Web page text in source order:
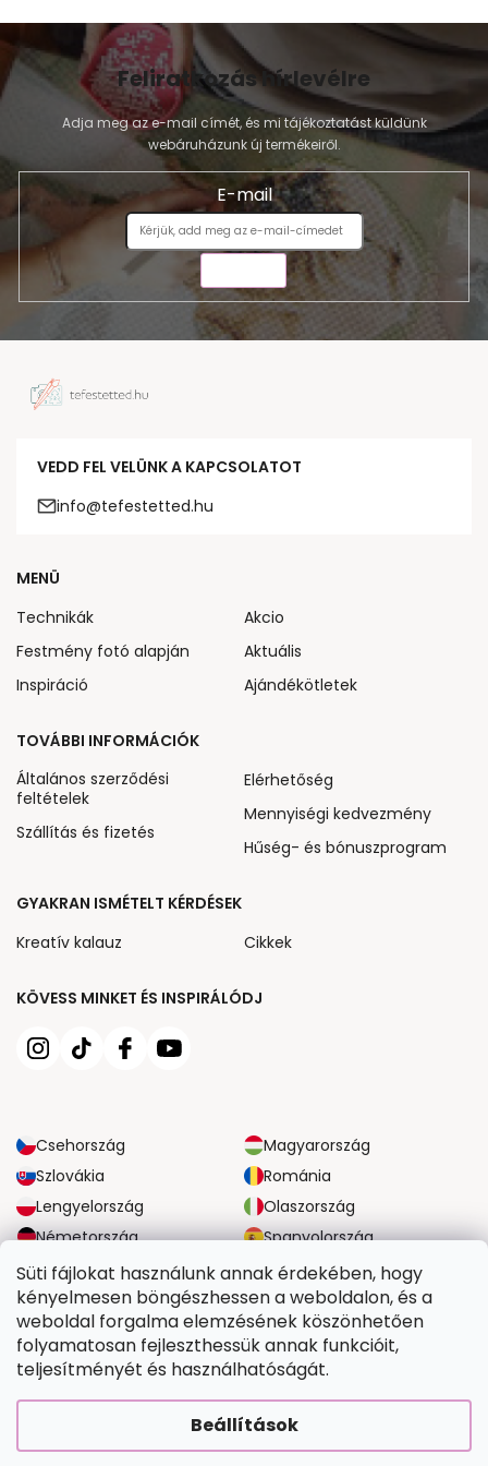
Süti fájlokat használunk annak érdekében, hogy
kényelmesen böngészhessen a weboldalon, és a
weboldal forgalma elemzésének köszönhetően
folyamatosan fejleszthessük annak funkcióit,
teljesítményét és használhatóságát.
Beállítások
Feliratkozás hírlevélre
Adja meg az e-mail címét, és mi tájékoztatást küldünk
webáruházunk új termékeiről.
E-mail
VEDD FEL VELÜNK A KAPCSOLATOT
info@tefestetted.hu
KÖVESS MINKET ÉS INSPIRÁLÓDJ
Csehország
Magyarország
Szlovákia
Románia
Lengyelország
Olaszország
Németország
Spanyolország
Nagy-Britannia
Ausztria
MENÜ
Technikák
Festmény fotó alapján
Inspiráció
Akcio
Aktuális
Ajándékötletek
TOVÁBBI INFORMÁCIÓK
Általános szerződési
feltételek
Szállítás és fizetés
Elérhetőség
Mennyiségi kedvezmény
Hűség- és bónuszprogram
GYAKRAN ISMÉTELT KÉRDÉSEK
Kreatív kalauz
Cikkek
MEGBÍZHATÓ SZÁLLÍTÁSI LEHETŐSÉGEK
BIZTONSÁGOS FIZETÉSI LEHETŐSÉGEK